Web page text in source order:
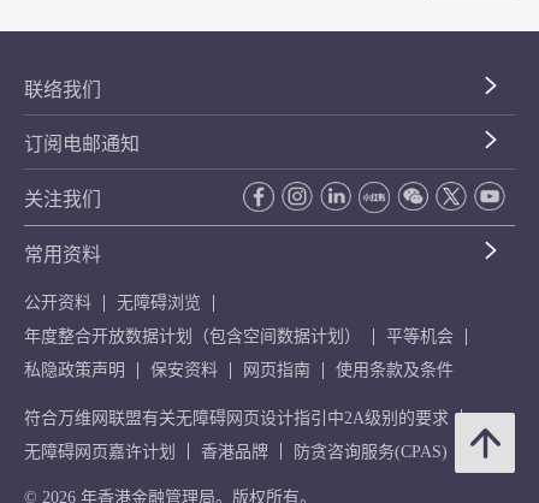
联络我们
订阅电邮通知
关注我们
常用资料
公开资料
无障碍浏览
年度整合开放数据计划（包含空间数据计划）
平等机会
私隐政策声明
保安资料 网页指南 使用条款及条件
符合万维网联盟有关无障碍网页设计指引中2A级别的要求
无障碍网页嘉许计划
香港品牌 防贪咨询服务(CPAS)
© 2026 年香港金融管理局。版权所有。